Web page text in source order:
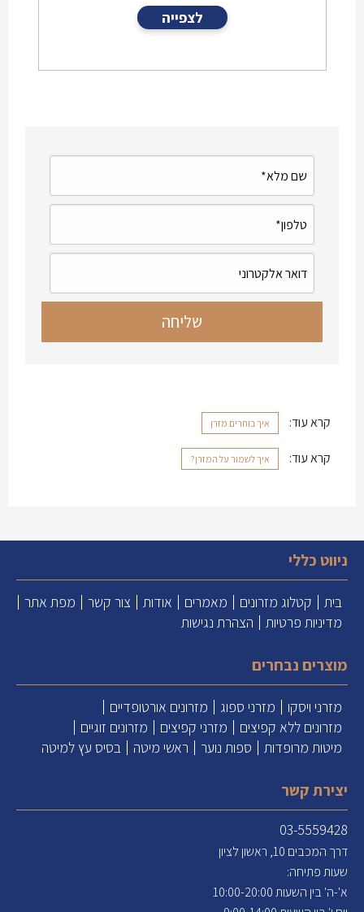
לצפייה
קרא עוד: איך בוחרים מזרן
קרא עוד: איך לשמור על המזרן?
ניווט כללי
בית קטלוג מזרונים מאמרים אודות צור קשר
מפת אתר
מדיניות פרטיות
הצהרת נגישות
מוצרים נבחרים
מזרני ויסקו מזרני ספוג
מזרונים אורטופדיים
מזרונים ללא קפיצים
מזרני קפיצים
מזרונים זוגיים
מיטות מרופדות
ספות נוער ראשי מיטה בסיס עץ למיטה
יצירת קשר
03-5559428
דרך המכבים 10, ראשון לציון
שעות פתיחה:
א'-ה' בין השעות 10:00-20:00